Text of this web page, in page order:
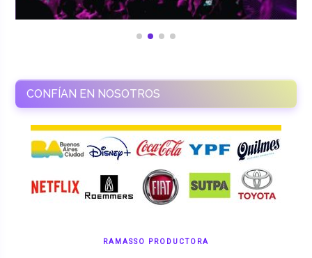
CONFÍAN EN NOSOTROS
RAMASSO PRODUCTORA